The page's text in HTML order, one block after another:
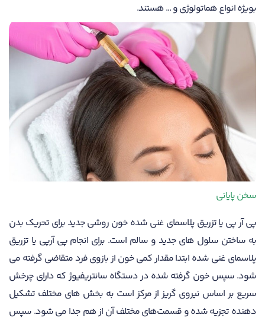
بویژه انواع هماتولوژی و ... هستند.
سخن پایانی
پی آر پی یا تزریق پلاسمای غنی شده خون روشی جدید برای تحریک بدن
به ساختن سلول های جدید و سالم است. برای انجام پی آرپی یا تزریق
پلاسمای غنی شده ابتدا مقدار کمی خون از بازوی فرد متقاضی گرفته می
شود. سپس خون گرفته شده در دستگاه سانتریفیوژ که دارای چرخش
سریع بر اساس نیروی گریز از مرکز است به بخش های مختلف تشکیل
دهنده تجزیه شده و قسمت‌های مختلف آن از هم جدا می شود. سپس